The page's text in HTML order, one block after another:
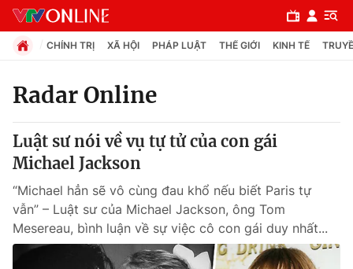
Chuyên mục
Chính trị
Xã hội
Pháp luật
CHÍNH TRỊ XÃ HỘI PHÁP LUẬT THẾ GIỚI KINH TẾ
Radar Online
Luật sư nói về vụ tự tử của con gái
Michael Jackson
“Michael hẳn sẽ vô cùng đau khổ nếu biết Paris tự
vẫn” – Luật sư của Michael Jackson, ông Tom
Mesereau, bình luận về sự việc cô con gái duy nhất...